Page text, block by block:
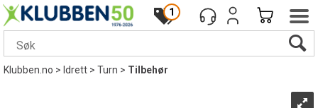
1
Klubben.no> Idrett>Turn>Tilbehør